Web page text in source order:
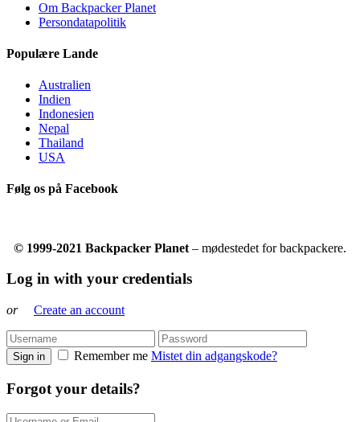
Om Backpacker Planet
Persondatapolitik
Populære Lande
Australien
Indien
Indonesien
Nepal
Thailand
USA
Følg os på Facebook
© 1999-2021 Backpacker Planet – mødestedet for backpackere.
Log in with your credentials
or Create an account
Sign in Remember me Mistet din adgangskode?
Forgot your details?